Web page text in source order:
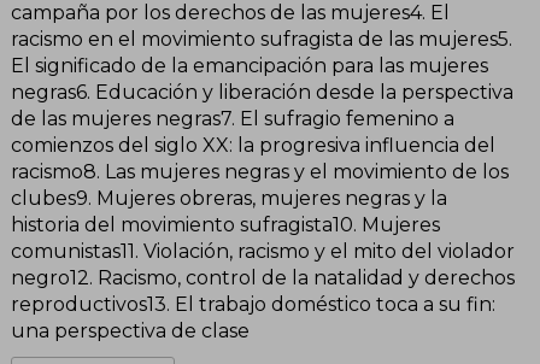
campaña por los derechos de las mujeres4. El
racismo en el movimiento sufragista de las mujeres5.
El significado de la emancipación para las mujeres
negras6. Educación y liberación desde la perspectiva
de las mujeres negras7. El sufragio femenino a
comienzos del siglo XX: la progresiva influencia del
racismo8. Las mujeres negras y el movimiento de los
clubes9. Mujeres obreras, mujeres negras y la
historia del movimiento sufragista10. Mujeres
comunistas11. Violación, racismo y el mito del violador
negro12. Racismo, control de la natalidad y derechos
reproductivos13. El trabajo doméstico toca a su fin:
una perspectiva de clase